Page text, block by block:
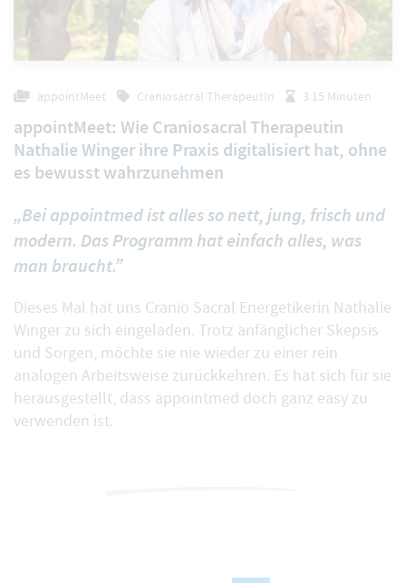
appointMeet Craniosacral TherapeutIn 3:15 Minuten
appointMeet: Wie Craniosacral Therapeutin
Nathalie Winger ihre Praxis digitalisiert hat, ohne
es bewusst wahrzunehmen
„Bei appointmed ist alles so nett, jung, frisch und
modern. Das Programm hat einfach alles, was
man braucht.”
Dieses Mal hat uns Cranio Sacral Energetikerin Nathalie
Winger zu sich eingeladen. Trotz anfänglicher Skepsis
und Sorgen, möchte sie nie wieder zu einer rein
analogen Arbeitsweise zurückkehren. Es hat sich für sie
herausgestellt, dass appointmed doch ganz easy zu
verwenden ist.